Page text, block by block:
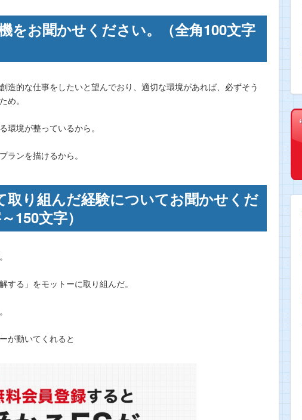
をお聞かせください。（全角100文字
造的な仕事をしたいと望んでおり、適切な環境があれば、必ずそう
め。
環境が整っているから。
ランを描けるから。
取り組んだ経験についてお聞かせくだ
150文字）
する」をモットーに取り組んだ。
が動いてくれると